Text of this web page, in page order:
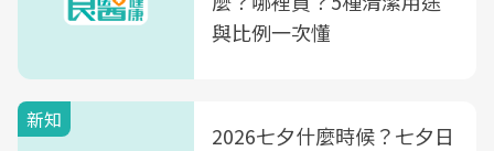
與比例一次懂
新知
2026七夕什麼時候？七夕日